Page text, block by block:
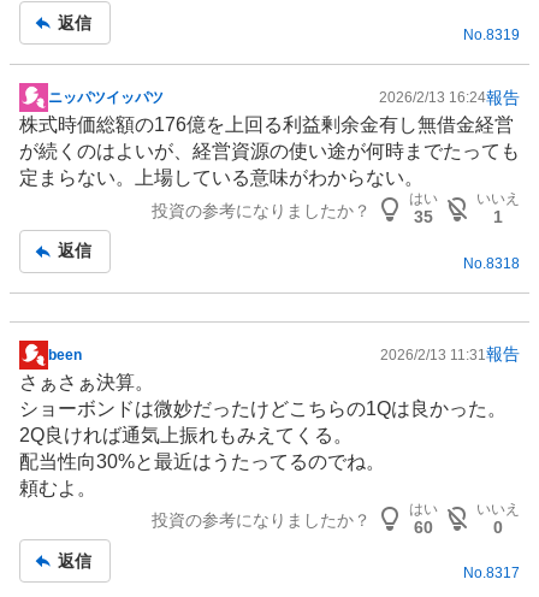
返信
No.8319
掲
示
板
記
ニッパツイッパツ 2026/2/13 16:24報告
株式時価総額の176億を上回る利益剰余金有し無借金経営
が続くのはよいが、経営資源の使い途が何時までたっても
定まらない。上場している意味がわからない。
投資の参考になりましたか？
はい
35
いいえ
1
返信
No. 8318
掲
示
板
記
事
been 2026/2/13 11:31 報告
さぁさぁ決算。
ショーボンドは微妙だったけどこちらの1Qは良かった。
2Q良ければ通気上振れもみえてくる。
配当性向30%と最近はうたってるのでね。
頼むよ。
投資の参考になりましたか？
はい
60
いいえ
0
返信
No.8317